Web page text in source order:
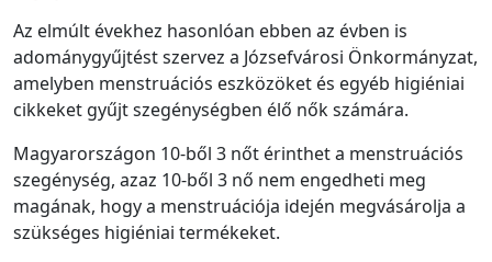
Az elmúlt évekhez hasonlóan ebben az évben is
adománygyűjtést szervez a Józsefvárosi Önkormányzat,
amelyben menstruációs eszközöket és egyéb higiéniai
cikkeket gyűjt szegénységben élő nők számára.
Magyarországon 10-ből 3 nőt érinthet a menstruációs
szegénység, azaz 10-ből 3 nő nem engedheti meg
magának, hogy a menstruációja idején megvásárolja a
szükséges higiéniai termékeket.